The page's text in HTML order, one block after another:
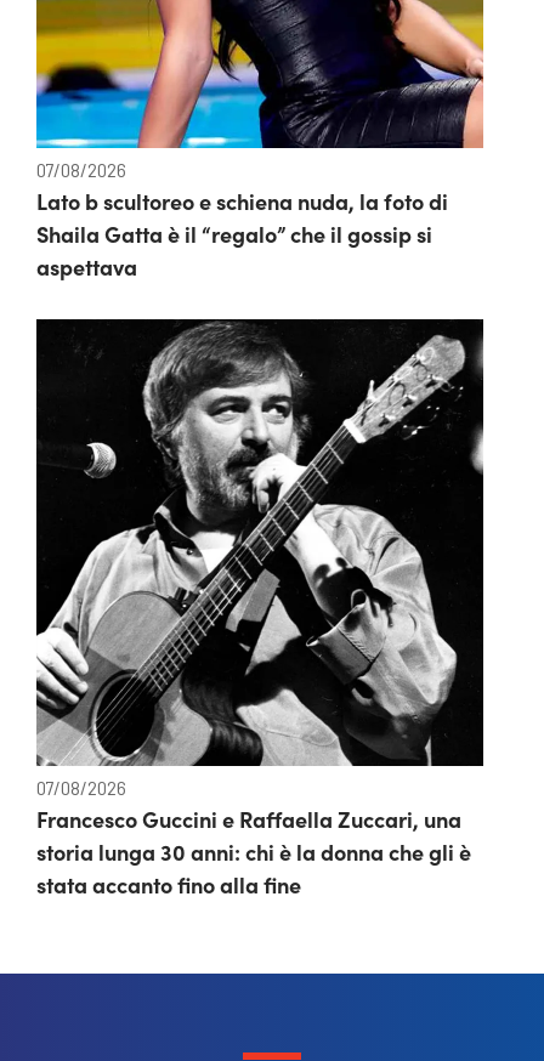
07/08/2026
Lato b scultoreo e schiena nuda, la foto di
Shaila Gatta è il “regalo” che il gossip si
aspettava
07/08/2026
Francesco Guccini e Raffaella Zuccari, una
storia lunga 30 anni: chi è la donna che gli è
stata accanto fino alla fine